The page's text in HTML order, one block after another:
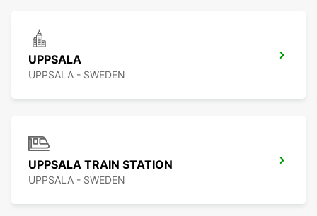
UPPSALA
UPPSALA - SWEDEN
UPPSALA TRAIN STATION
UPPSALA - SWEDEN